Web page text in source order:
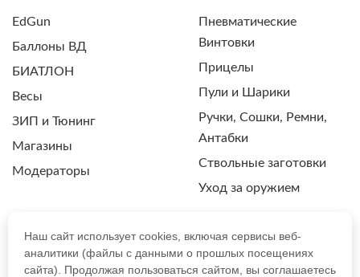
EdGun
Баллоны ВД
БИАТЛОН
Весы
ЗИП и Тюнинг
Магазины
Модераторы
Пневматические
Винтовки
Прицелы
Пули и Шарики
Ручки, Сошки, Ремни,
Антабки
Ствольные заготовки
Уход за оружием
ПОЛИТИКА КОНФИДЕНЦИАЛЬНОСТИ
Наш сайт использует cookies, включая сервисы веб-
аналитики (файлы с данными о прошлых посещениях
сайта). Продолжая пользоваться сайтом, вы соглашаетесь